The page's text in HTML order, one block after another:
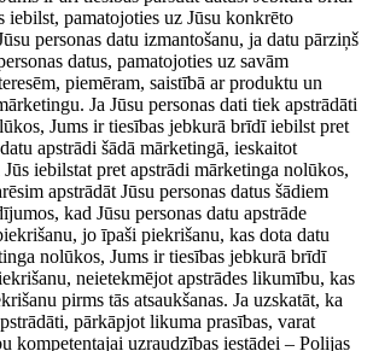
iebilst, pamatojoties uz Jūsu konkrēto
personas datu izmantošanu, ja datu pārziņš
datus, pamatojoties uz savām
piemēram, saistībā ar produktu un
Ja Jūsu personas dati tiek apstrādāti
Jums ir tiesības jebkurā brīdī iebilst pret
apstrādi šādā mārketingā, ieskaitot
iebilstat pret apstrādi mārketinga nolūkos,
apstrādāt Jūsu personas datus šādiem
kad Jūsu personas datu apstrāde
jo īpaši piekrišanu, kas dota datu
nolūkos, Jums ir tiesības jebkurā brīdī
neietekmējot apstrādes likumību, kas
pirms tās atsaukšanas. Ja uzskatāt, ka
pārkāpjot likuma prasības, varat
kompetentajai uzraudzības iestādei – Polijas